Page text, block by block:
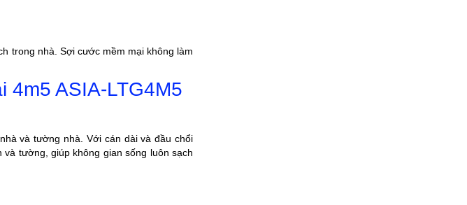
trong nhà. Sợi cước mềm mại không làm
4m5 ASIA-LTG4M5
và tường nhà. Với cán dài và đầu chổi
tường, giúp không gian sống luôn sạch